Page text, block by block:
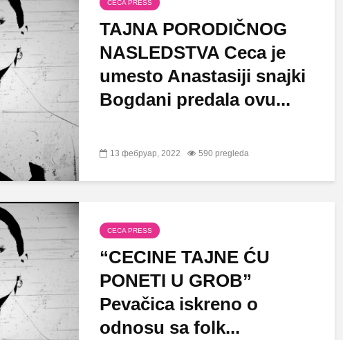
CECA PRESS
TAJNA PORODIČNOG
NASLEDSTVA Ceca je
umesto Anastasiji snajki
Bogdani predala ovu...
13 фебруар, 2022 590 pregleda
CECA PRESS
“CECINE TAJNE ĆU
PONETI U GROB”
Pevačica iskreno o
odnosu sa folk...